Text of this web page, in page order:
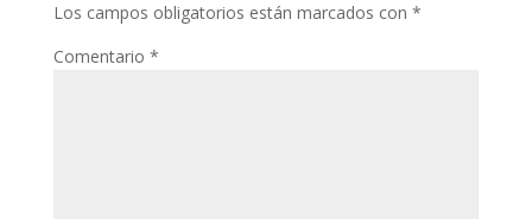
Los campos obligatorios están marcados con *
Comentario *